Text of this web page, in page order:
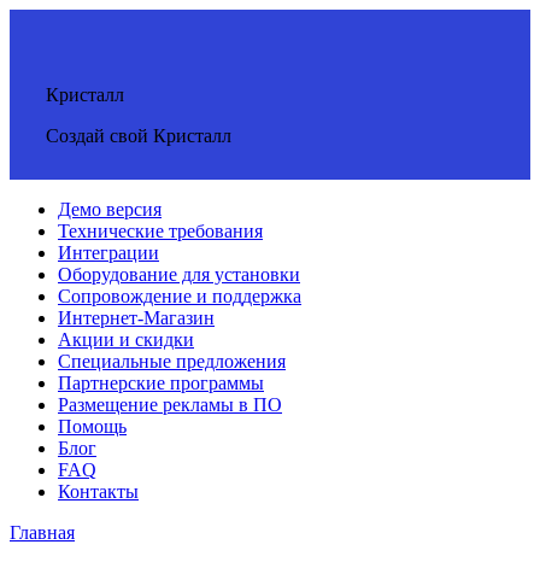
Кристалл
Создай свой Кристалл
Демо версия
Технические требования
Интеграции
Оборудование для установки
Сопровождение и поддержка
Интернет-Магазин
Акции и скидки
Специальные предложения
Партнерские программы
Размещение рекламы в ПО
Помощь
Блог
FAQ
Контакты
Главная